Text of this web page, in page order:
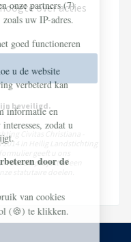
over acties
beveiligd.
Civitas Christiana -
in Heilig Landstichting
dit project of een
statutaire doelen.